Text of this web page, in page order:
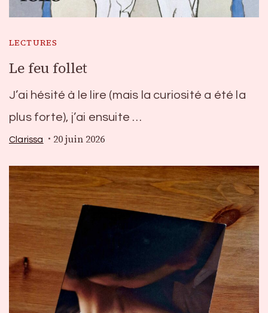
LECTURES
Le feu follet
J’ai hésité à le lire (mais la curiosité a été la
plus forte), j’ai ensuite …
Clarissa 20 juin 2026